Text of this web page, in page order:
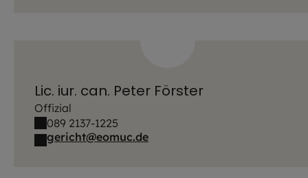
Lic. iur. can. Peter Förster
Offizial
089 2137-1225
gericht@eomuc.de